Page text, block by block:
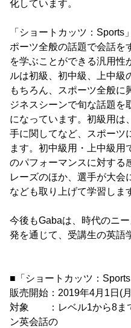
化しています。
「ショートカッツ：Sports
ポーツ全般の話題で会話を
を学ぶことができる汎用性
ルは初級、初中級、上中級
もちろん、スポーツ全般に
ジネスシーンで旬な話題を
になっています。初級用は
手に関してなど、スポーツ
ます。初中級用・上中級用
のパフォーマンスに対する
レーズのほか、選手が大会
なども取り上げて学習しま
今後もGabaは、時代のニ
発を通じて、受講生の英語
■「ショートカッツ：
販売開始：2019年4月1日(
対象 ：レベル1から8ま
ン英会話の